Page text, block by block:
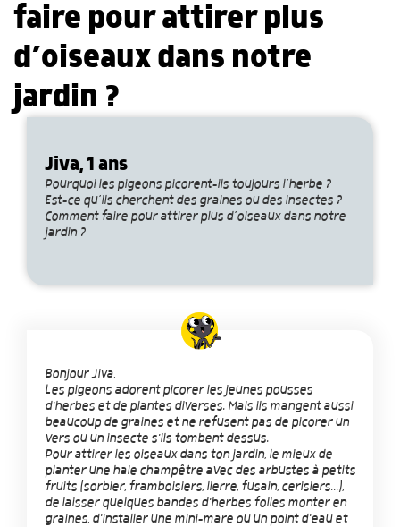
faire pour attirer plus
d’oiseaux dans notre
jardin ?
Jiva, 1 ans
Pourquoi les pigeons picorent-ils toujours l’herbe ?
Est-ce qu’ils cherchent des graines ou des insectes ?
Comment faire pour attirer plus d’oiseaux dans notre
jardin ?
Bonjour Jiva,
Les pigeons adorent picorer les jeunes pousses
d'herbes et de plantes diverses. Mais ils mangent aussi
beaucoup de graines et ne refusent pas de picorer un
vers ou un insecte s'ils tombent dessus.
Pour attirer les oiseaux dans ton jardin, le mieux de
planter une haie champêtre avec des arbustes à petits
fruits (sorbier, framboisiers, lierre, fusain, cerisiers...),
de laisser quelques bandes d'herbes folles monter en
graines, d'installer une mini-mare ou un point d'eau et